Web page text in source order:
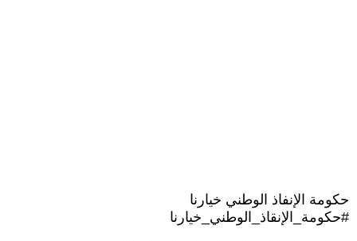
حكومة الإنفاذ الوطني خيارنا
#حكومة_الإنقاذ_الوطني_خيارنا